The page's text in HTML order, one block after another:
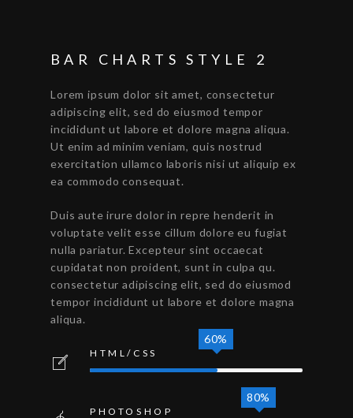
BAR CHARTS STYLE 2
Lorem ipsum dolor sit amet, consectetur
adipiscing elit, sed do eiusmod tempor
incididunt ut labore et dolore magna aliqua.
Ut enim ad minim veniam, quis nostrud
exercitation ullamco laboris nisi ut aliquip ex
ea commodo consequat.
Duis aute irure dolor in repre henderit in
voluptate velit esse cillum dolore eu fugiat
nulla pariatur. Excepteur sint occaecat
cupidatat non proident, sunt in culpa qu.
consectetur adipiscing elit, sed do eiusmod
tempor incididunt ut labore et dolore magna
aliqua.
HTML/CSS
60%
PHOTOSHOP
80%